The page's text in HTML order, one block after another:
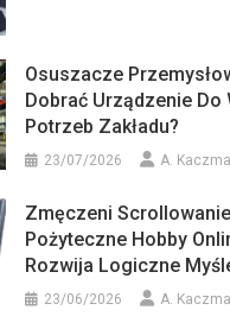
Osuszacze
Dobrać Urządzenie Do
Potrzeb Zakładu?
23/07/2026 A.
Zmęczeni
Pożyteczne Hobby
Rozwija Logiczne
23/06/2026 A.